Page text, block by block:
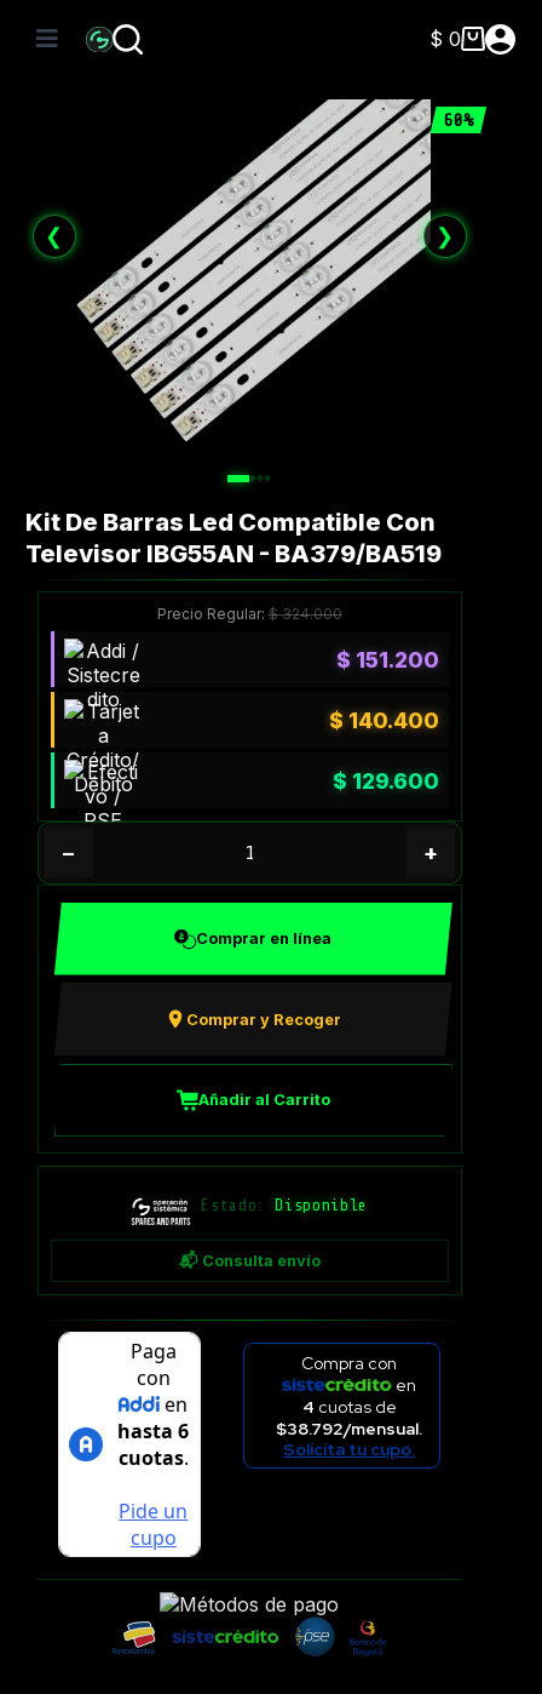
Carro
compra
$ 0
60%
❮ ❯
Kit De Barras Led Compatible Con
Televisor IBG55AN - BA379/BA519
Precio Regular:$324.000
$ 151.200
$ 140.400
$ 129.600
− +
Comprar en línea
Comprar y Recoger
Añadir al Carrito
Estado: Disponible
📬 Consulta envío
Compra con
en
4 cuotas de
$38.792/mensual.
Solicita tu cupo.